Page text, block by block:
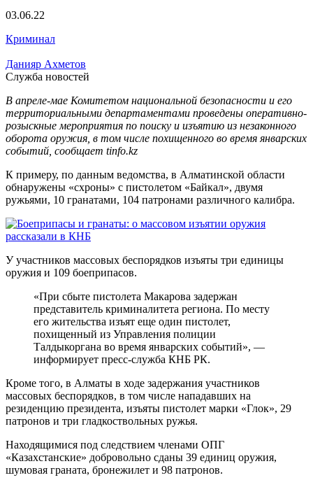
03.06.22
Криминал
Данияр Ахметов
Служба новостей
В апреле-мае Комитетом национальной безопасности и его
территориальными департаментами проведены оперативно-
розыскные мероприятия по поиску и изъятию из незаконного
оборота оружия, в том числе похищенного во время январских
событий, сообщает tinfo.kz
К примеру, по данным ведомства, в Алматинской области
обнаружены «схроны» с пистолетом «Байкал», двумя
ружьями, 10 гранатами, 104 патронами различного калибра.
У участников массовых беспорядков изъяты три единицы
оружия и 109 боеприпасов.
«При сбыте пистолета Макарова задержан
представитель криминалитета региона. По месту
его жительства изъят еще один пистолет,
похищенный из Управления полиции
Талдыкоргана во время январских событий», —
информирует пресс-служба КНБ РК.
Кроме того, в Алматы в ходе задержания участников
массовых беспорядков, в том числе нападавших на
резиденцию президента, изъяты пистолет марки «Глок», 29
патронов и три гладкоствольных ружья.
Находящимися под следствием членами ОПГ
«Казахстанские» добровольно сданы 39 единиц оружия,
шумовая граната, бронежилет и 98 патронов.